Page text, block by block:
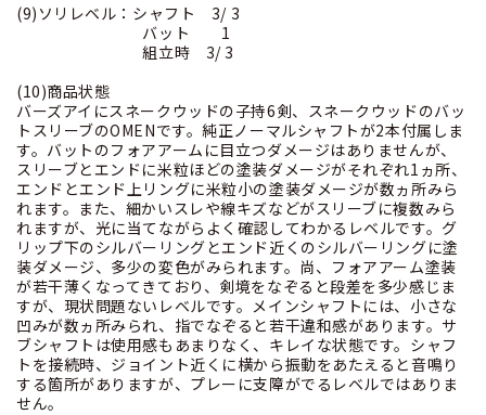
(9)ソリレベル：シャフト 3/ 3
バット 1
組立時 3/ 3
(10)商品状態
バーズアイにスネークウッドの子持6剣、スネークウッドのバッ
トスリーブのOMENです。純正ノーマルシャフトが2本付属しま
す。バットのフォアアームに目立つダメージはありませんが、
スリーブとエンドに米粒ほどの塗装ダメージがそれぞれ1ヵ所、
エンドとエンド上リングに米粒小の塗装ダメージが数ヵ所みら
れます。また、細かいスレや線キズなどがスリーブに複数みら
れますが、光に当てながらよく確認してわかるレベルです。グ
リップ下のシルバーリングとエンド近くのシルバーリングに塗
装ダメージ、多少の変色がみられます。尚、フォアアーム塗装
が若干薄くなってきており、剣境をなぞると段差を多少感じま
すが、現状問題ないレベルです。メインシャフトには、小さな
凹みが数ヵ所みられ、指でなぞると若干違和感があります。サ
ブシャフトは使用感もあまりなく、キレイな状態です。シャフ
トを接続時、ジョイント近くに横から振動をあたえると音鳴り
する箇所がありますが、プレーに支障がでるレベルではありま
せん。